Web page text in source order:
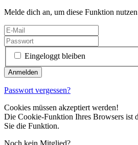
Melde dich an, um diese Funktion
Eingeloggt bleiben
Passwort vergessen?
Cookies müssen akzeptiert werden!
Die Cookie-Funktion Ihres Browsers ist
Sie die Funktion.
Noch kein Mitglied?